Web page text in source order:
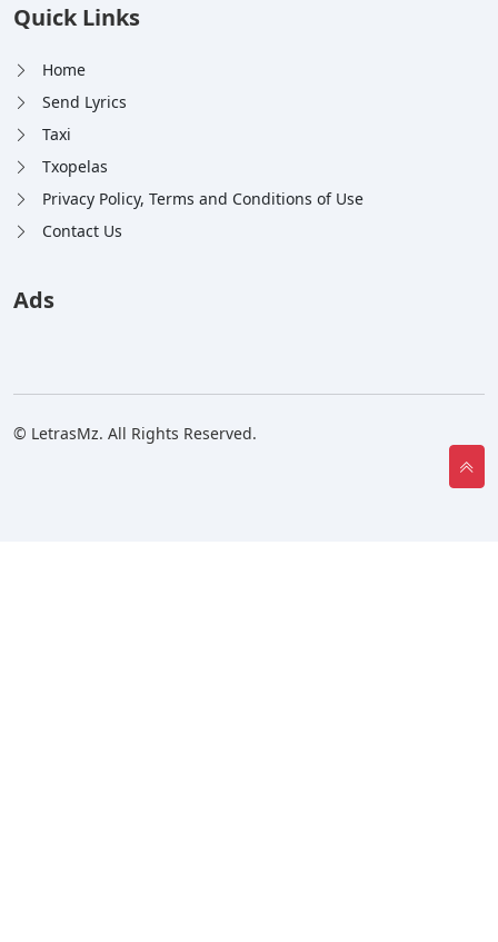
Quick Links
Home
Send Lyrics
Taxi
Txopelas
Privacy Policy, Terms and Conditions of Use
Contact Us
Ads
© LetrasMz. All Rights Reserved.